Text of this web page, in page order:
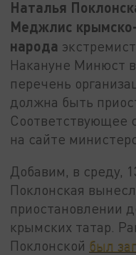
Наталья
Меджлис
народа
Накануне Минюст
перечень
должна быть
Соответствующее
на сайте
Добавим, в среду,
Поклонская
приостановлении
крымских татар.
Поклонской был